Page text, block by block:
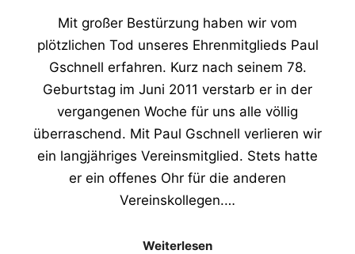
Mit großer Bestürzung haben wir vom
plötzlichen Tod unseres Ehrenmitglieds Paul
Gschnell erfahren. Kurz nach seinem 78.
Geburtstag im Juni 2011 verstarb er in der
vergangenen Woche für uns alle völlig
überraschend. Mit Paul Gschnell verlieren wir
ein langjähriges Vereinsmitglied. Stets hatte
er ein offenes Ohr für die anderen
Vereinskollegen.…
Weiterlesen